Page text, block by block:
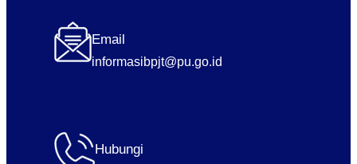
Email
informasibpjt@pu.go.id
Hubungi